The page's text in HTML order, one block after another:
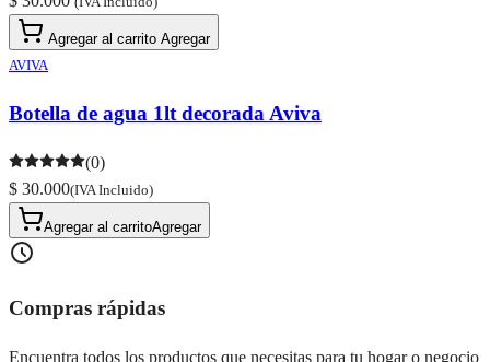
Agregar al carrito Agregar
AVIVA
Botella de agua 1lt decorada Aviva
(0)
$ 30.000(IVA Incluido)
Agregar al carritoAgregar
Compras rápidas
Encuentra todos los productos que necesitas para tu hogar o negocio